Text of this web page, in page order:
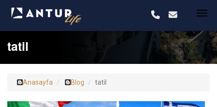
tatil
Anasayfa Blog tatil